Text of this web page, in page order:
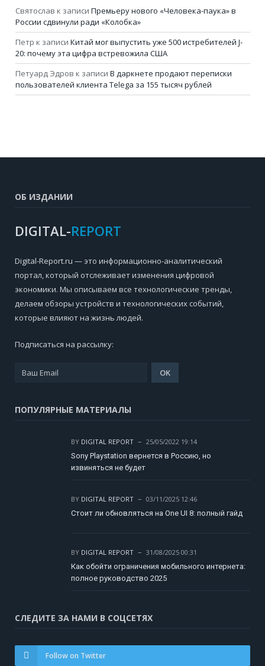
Святослав к записи Премьеру нового «Человека-паука» в
России сдвинули ради «Колобка»
Петр к записи Китай мог выпустить уже 500 истребителей J-
20: почему эта цифра встревожила США
Петуард Эдров к записи В даркнете продают переписки
пользователей клиента Telega за 155 тысяч рублей
ОБ ИЗДАНИИ
DIGITAL-REPORT
Digital-Report.ru — это информационно-аналитический
портал, который отслеживает изменения цифровой
экономики. Мы описываем все технологические тренды,
делаем обзоры устройств и технологических событий,
которые влияют на жизнь людей.
Подписаться на рассылку:
ПОПУЛЯРНЫЕ МАТЕРИАЛЫ
BY DIGITAL REPORT
25/05/2022 19:14
Sony Playstation вернется в Россию, но
извиняться не будет
BY DIGITAL REPORT
03/11/2025 12:46
Стоит ли обновляться на One UI 8: полный гайд
BY DIGITAL REPORT
31/08/2025 00:31
Как обойти ограничения мобильного интернета:
полное руководство 2025
СЛЕДИТЕ ЗА НАМИ В СОЦСЕТЯХ
Follow on Twitter